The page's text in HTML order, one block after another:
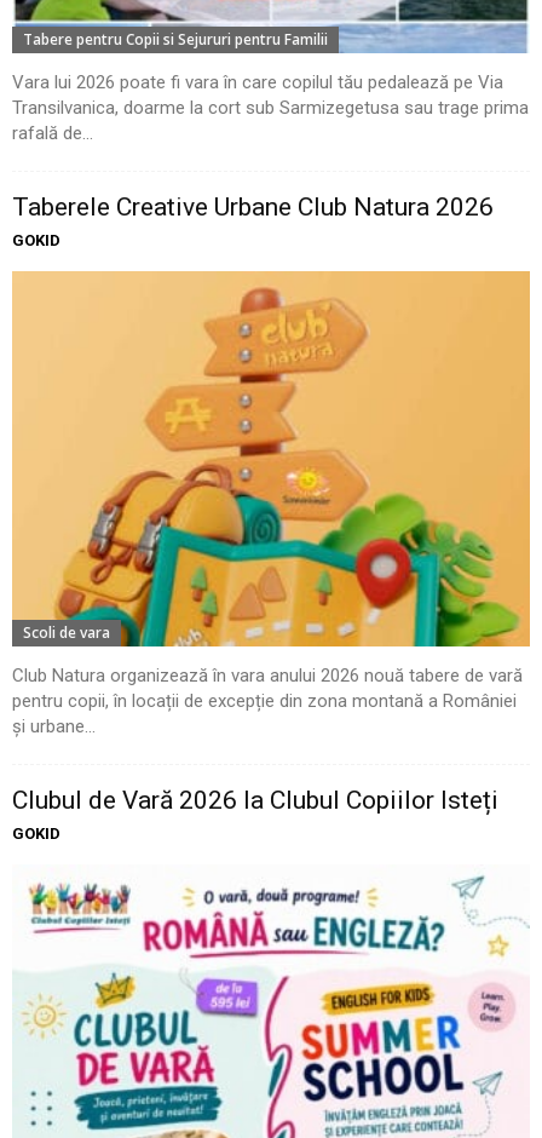
Tabere pentru Copii si Sejururi pentru Familii
Vara lui 2026 poate fi vara în care copilul tău pedalează pe Via
Transilvanica, doarme la cort sub Sarmizegetusa sau trage prima
rafală de...
Taberele Creative Urbane Club Natura 2026
GOKID
Scoli de vara
Club Natura organizează în vara anului 2026 nouă tabere de vară
pentru copii, în locații de excepție din zona montană a României
și urbane...
Clubul de Vară 2026 la Clubul Copiilor Isteți
GOKID